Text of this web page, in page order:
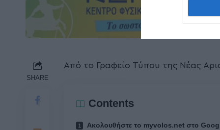
SHARE
Από το Γραφείο Τύπου της Νέας
Contents
Ακολουθήστε το myvolos.net στο